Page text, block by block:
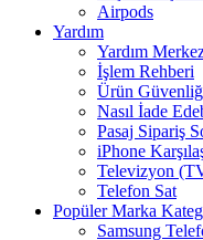
Airpods
Yardım
Yardım
İşlem Rehberi
Ürün
Nasıl İade
Pasaj Sipariş
iPhone
Televizyon
Telefon Sat
Popüler Marka
Samsung